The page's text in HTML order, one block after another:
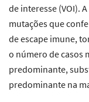
de interesse (VOI).
mutações que
de escape imune,
o número de casos
predominante,
predominante na